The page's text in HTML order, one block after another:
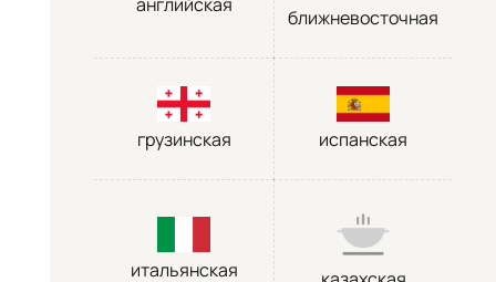
ближневосточная
грузинская испанская
итальянская